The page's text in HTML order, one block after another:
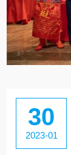
30
2023-01